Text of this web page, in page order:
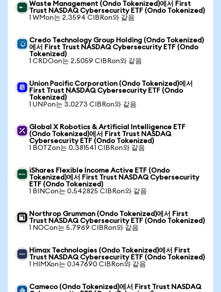
Waste Management (Ondo Tokenized)에서 First
Trust NASDAQ Cybersecurity ETF (Ondo Tokenized)
1 WMon는 2.3594 CIBRon와 같음
Credo Technology Group Holding (Ondo Tokenized)
에서 First Trust NASDAQ Cybersecurity ETF (Ondo
Tokenized)
1 CRDOon는 2.5059 CIBRon와 같음
Union Pacific Corporation (Ondo Tokenized)에서
First Trust NASDAQ Cybersecurity ETF (Ondo
Tokenized)
1 UNPon는 3.0273 CIBRon와 같음
Global X Robotics & Artificial Intelligence ETF
(Ondo Tokenized)에서 First Trust NASDAQ
Cybersecurity ETF (Ondo Tokenized)
1 BOTZon는 0.381541 CIBRon와 같음
iShares Flexible Income Active ETF (Ondo
Tokenized)에서 First Trust NASDAQ Cybersecurity
ETF (Ondo Tokenized)
1 BINCon는 0.542825 CIBRon와 같음
Northrop Grumman (Ondo Tokenized)에서 First
Trust NASDAQ Cybersecurity ETF (Ondo Tokenized)
1 NOCon는 5.7969 CIBRon와 같음
Himax Technologies (Ondo Tokenized)에서 First
Trust NASDAQ Cybersecurity ETF (Ondo Tokenized)
1 HIMXon는 0.147690 CIBRon와 같음
Cameco (Ondo Tokenized)에서 First Trust NASDAQ